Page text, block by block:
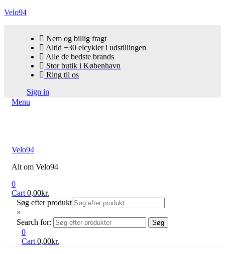
Velo94
Nem og billig fragt
Altid +30 elcykler i udstillingen
Alle de bedste brands
Stor butik i København
Ring til os
Sign in
Menu
Velo94
Alt om Velo94
0
Cart 0,00kr.
Søg efter produkt
×
Search for:
Søg
0
Cart 0,00kr.